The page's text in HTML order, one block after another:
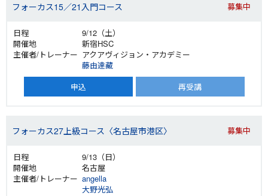
フォーカス15／21入門コース 募集中
9/12（土）
新宿HSC
アクアヴィジョン・アカデミー
藤由達藏
申込
再受講
フォーカス27上級コース〈名古屋市港区〉 募集中
9/13（日）
名古屋
angella
大野光弘